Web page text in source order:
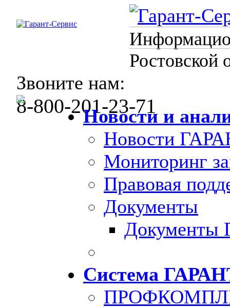
Ростовской
Звоните нам:
8-800-201-23-71
Новости и
Новости
Мониторинг
Правовая
Документы
Документы
Система